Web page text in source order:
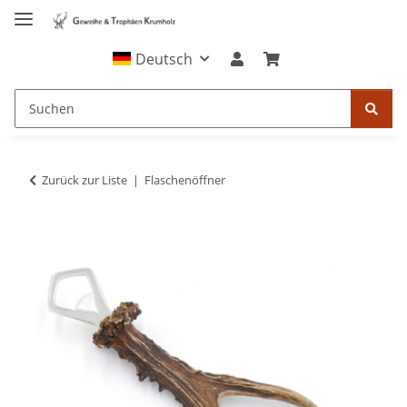
Deutsch
Zurück zur Liste Flaschenöffner